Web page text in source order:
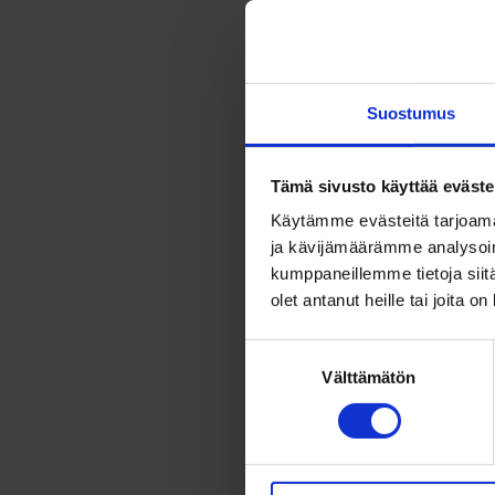
Suostumus
Tämä sivusto käyttää
Käytämme evästeitä
ja kävijämäärämme
kumppaneillemme tietoja
olet antanut heille tai joita
Välttämätön
Hankkeessa
sanoittamaan
siirtyminen
Kehittämistyön
vastaamaan
nivelvaiheen
juurrutetaan